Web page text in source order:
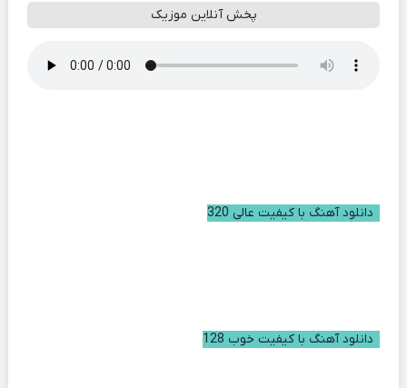
پخش آنلاین موزیک
دانلود آهنگ با کیفیت عالی 320
دانلود آهنگ با کیفیت خوب 128